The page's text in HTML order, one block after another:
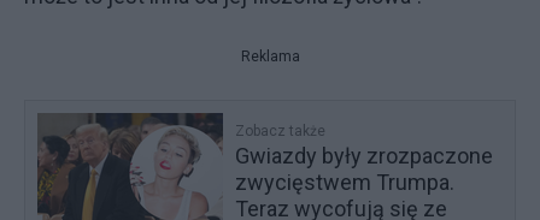
Reklama
Zobacz także
Gwiazdy były zrozpaczone
zwycięstwem Trumpa.
Teraz wycofują się ze